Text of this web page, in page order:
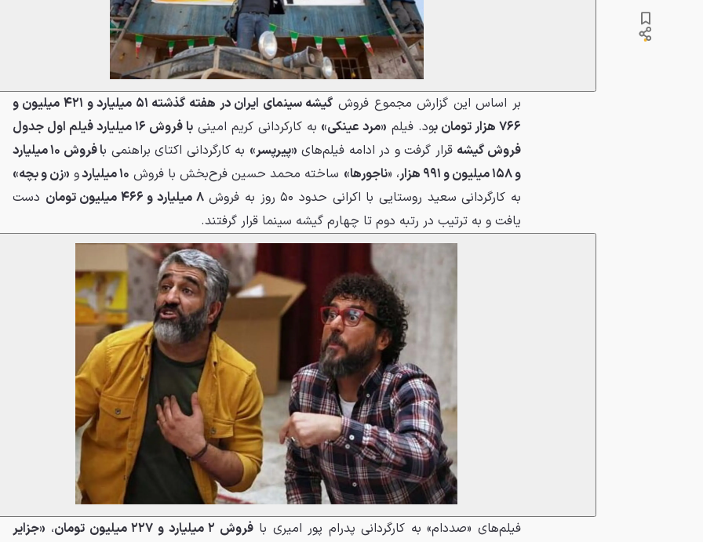
بر اساس این گزارش مجموع فروش
گیشه سینمای ایران در هفته گذشته ۵۱ میلیارد و ۴۲۱ میلیون و
۷۶۶ هزار تومان ب
ود. فیلم «مرد عینکی» به کارکردانی کریم امینی
با فروش ۱۶ میلیارد فیلم اول جدول
فروش گیشه قرار گرفت و در ادامه فیلم‌های «پیرپسر» به کارگردانی اکتای براهنمی ب
ا فروش ۱۰ میلیارد
و ۱۵۸ میلیون و ۹۹۱ هزار
، «ناجورها» ساخته محمد حسین فرح‌بخش با فروش ۱۰ میلیارد و «زن و بچه»
به کارگردانی سعید روستایی با اکرانی حدود ۵۰ روز به فروش
۸ میلیارد و ۴۶۶ میلیون تومان
دست
یافت و به ترتیب در رتبه دوم تا چهارم گیشه سینما قرار گرفتند.
فیلم‌های «صددام» به کارگردانی پدرام پور امیری بافروش ۲ میلیارد و ۲۲۷ میلیون تومان ، «جزایر